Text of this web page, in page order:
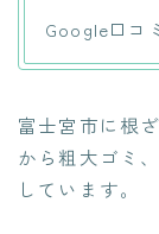
Google口コ
富士宮市に根
から粗大ゴミ
しています。